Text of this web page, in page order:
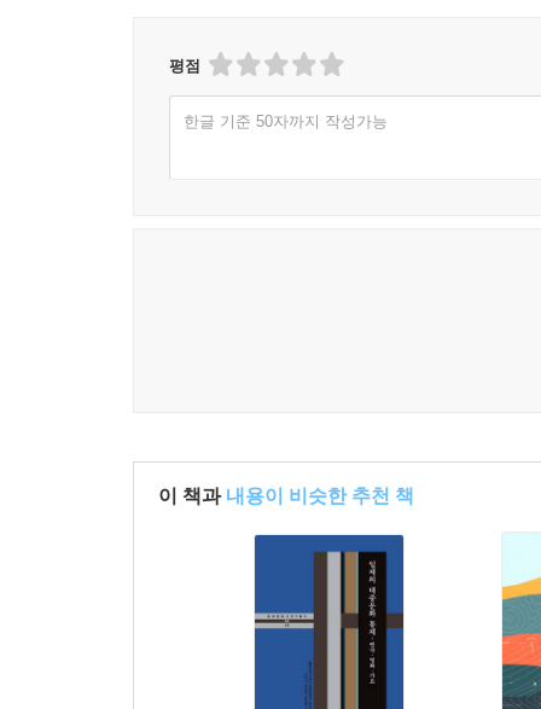
2. 곳곳에 들어선 체육기관과 번지는 스포츠 열기
3. 불어닥친 전쟁과 체육
4. 새 나라 새 체육
평점
한글 기준 50자까지 작성가능
이 책과 내용이 비슷한 추천 책